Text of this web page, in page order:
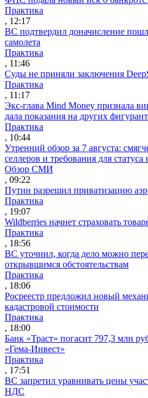
Практика
, 12:17
ВС подтвердил доначисление
самолета
Практика
, 11:46
Суды не приняли заключения
Практика
, 11:17
Экс-глава Mind Money признала
дала показания на других
Практика
, 10:44
Утренний обзор за 7 августа:
селлеров и требования для
Обзор СМИ
, 09:22
Путин разрешил приватизацию
Практика
, 19:07
Wildberries начнет страховать
Практика
, 18:56
ВС уточнил, когда дело можно
открывшимся обстоятельствам
Практика
, 18:06
Росреестр предложил новый
кадастровой стоимости
Практика
, 18:00
Банк «Траст» погасит 797,3 млн
«Гема-Инвест»
Практика
, 17:51
ВС запретил уравнивать цены
НДС